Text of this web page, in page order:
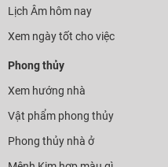
Lịch Âm hôm nay
Xem ngày tốt cho việc
Phong thủy
Xem hướng nhà
Vật phẩm phong thủy
Phong thủy nhà ở